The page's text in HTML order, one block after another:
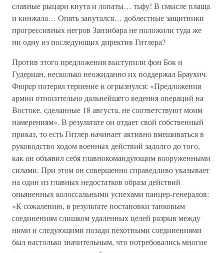
славные рыцари кнута и лопаты… тьфу! В смысле плаща
и кинжала… Опять запутался… доблестные защитники
прогрессивных негров Занзибара не положили туда же
ни одну из последующих директив Гитлера?
Против этого предложения выступили фон Бок и
Гудериан, несколько неожиданно их поддержал Браухич.
Фюpep потерял терпение и огрызнулся: «Предложения
армии относительно дальнейшего ведения операций на
Востоке, сделанные 18 августа, не соответствуют моим
намерениям». В результате он отдает свой собственный
приказ, то есть Гитлер начинает активно вмешиваться в
руководство ходом военных действий задолго до того,
как он объявил себя главнокомандующим вооруженными
силами. При этом он совершенно справедливо указывает
на один из главных недостатков образа действий
опьяненных колоссальными успехами панцер-генералов:
«К сожалению, в результате постановки танковым
соединениям слишком удаленных целей разрыв между
ними и следующими позади пехотными соединениями
был настолько значительным, что потребовались многие